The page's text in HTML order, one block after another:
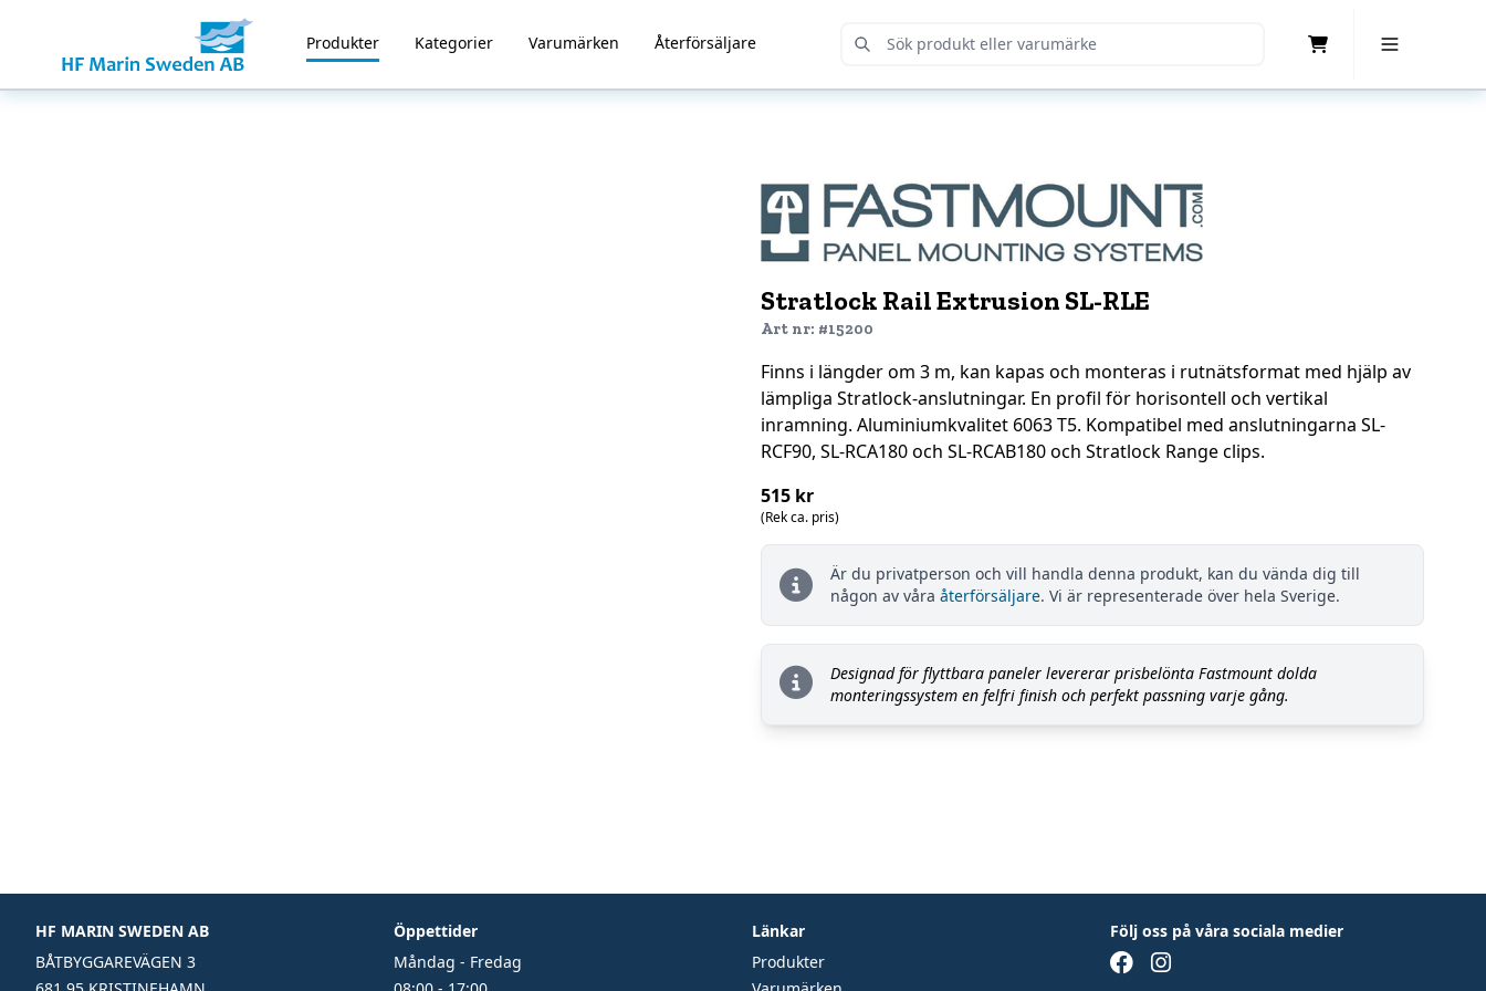
Home
Produkter Kategorier Varumärken Återförsäljare Submit Search
Stratlock Rail Extrusion SL-RLE
Art nr: #15200
Finns i längder om 3 m, kan kapas och monteras i rutnätsformat med hjälp av
lämpliga Stratlock-anslutningar. En profil för horisontell och vertikal
inramning. Aluminiumkvalitet 6063 T5. Kompatibel med anslutningarna SL-
RCF90, SL-RCA180 och SL-RCAB180 och Stratlock Range clips.
515 kr
(Rek ca. pris)
Är du privatperson och vill handla denna produkt, kan du vända dig till
någon av våra återförsäljare. Vi är representerade över hela Sverige.
Designad för flyttbara paneler levererar prisbelönta Fastmount dolda
monteringssystem en felfri finish och perfekt passning varje gång.
HF MARIN SWEDEN AB
BÅTBYGGAREVÄGEN 3
Öppettider
Måndag - Fredag
Länkar
Produkter
Följ oss på våra sociala medier